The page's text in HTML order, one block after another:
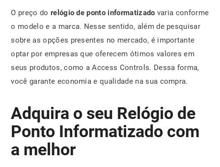
O preço do relógio de ponto informatizado varia conforme
o modelo e a marca. Nesse sentido, além de pesquisar
sobre as opções presentes no mercado, é importante
optar por empresas que oferecem ótimos valores em
seus produtos, como a Access Controls. Dessa forma,
você garante economia e qualidade na sua compra.
Adquira o seu Relógio de
Ponto Informatizado com
a melhor